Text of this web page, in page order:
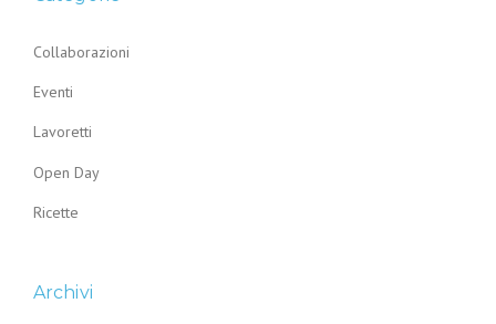
Collaborazioni
Eventi
Lavoretti
Open Day
Ricette
Archivi